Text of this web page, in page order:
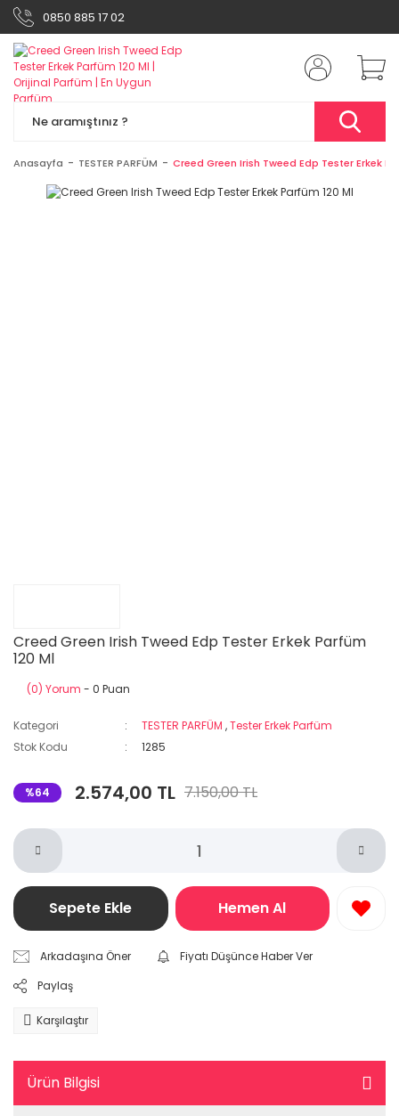
0850 885 17 02
Anasayfa TESTER PARFÜM Creed Green Irish Tweed Edp Tester Erkek
Creed Green Irish Tweed Edp Tester Erkek Parfüm
120 Ml
(0) Yorum - 0 Puan
Kategori TESTER PARFÜM ,Tester Erkek Parfüm
Stok Kodu
1285
%64 2.574,00 TL 7.150,00 TL
Sepete Ekle Hemen Al
Arkadaşına Öner
Fiyatı Düşünce Haber Ver
Paylaş
Karşılaştır
Ürün Bilgisi